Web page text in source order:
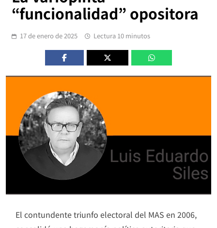
“funcionalidad” opositora
17 de enero de 2025 Lectura 10 minutos
El contundente triunfo electoral del MAS en 2006,